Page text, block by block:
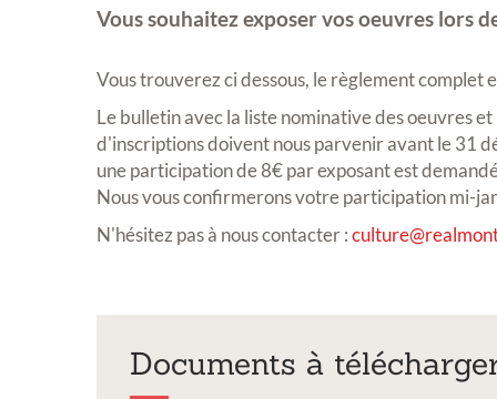
Vous souhaitez exposer vos oeuvres lors
Vous trouverez ci dessous, le règlement complet
Le bulletin avec la liste nominative des oeuvres
d'inscriptions doivent nous parvenir avant le 31
une participation de 8€ par exposant est
Nous vous confirmerons votre participation mi-
N'hésitez pas à nous contacter :
Documents à